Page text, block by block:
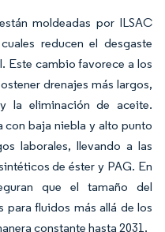
moldeadas por ILSAC
reducen el desgaste
Este cambio favorece a los
drenajes más largos,
la eliminación de aceite.
con baja niebla y alto punto
laborales, llevando a las
de éster y PAG. En
que el tamaño del
fluidos más allá de los
constante hasta 2031.